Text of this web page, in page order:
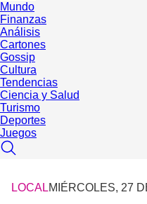
Mundo
Finanzas
Análisis
Cartones
Gossip
Cultura
Tendencias
Ciencia y Salud
Turismo
Deportes
Juegos
LOCALMIÉRCOLES, 27